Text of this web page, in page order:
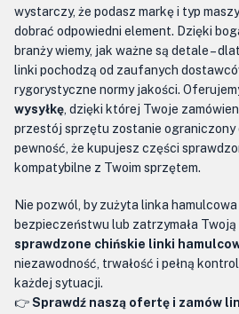
wystarczy, że podasz markę i typ
dobrać odpowiedni element. Dzięki
branży wiemy, jak ważne są detale –
linki pochodzą od zaufanych
rygorystyczne normy jakości.
wysyłkę , dzięki której Twoje
przestój sprzętu zostanie ograniczony
pewność, że kupujesz części
kompatybilne z Twoim sprzętem.
Nie pozwól, by zużyta linka
bezpieczeństwu lub zatrzymała
sprawdzone chińskie linki
niezawodność, trwałość i pełną
każdej sytuacji.
👉Sprawdź naszą ofertę i zamów